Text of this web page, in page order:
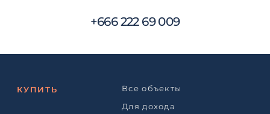
+666 222 69 009
КУПИТЬ
Все объекты
Для дохода